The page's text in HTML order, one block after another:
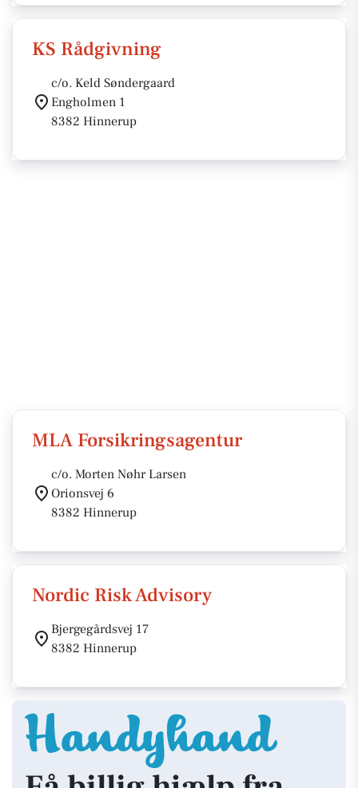
KS Rådgivning
c/o. Keld Søndergaard
Engholmen 1
8382 Hinnerup
MLA Forsikringsagentur
c/o. Morten Nøhr Larsen
Orionsvej 6
8382 Hinnerup
Nordic Risk Advisory
Bjergegårdsvej 17
8382 Hinnerup